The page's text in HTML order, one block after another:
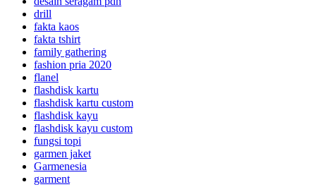
drill
fakta kaos
fakta tshirt
family gathering
fashion pria 2020
flanel
flashdisk kartu
flashdisk kartu custom
flashdisk kayu
flashdisk kayu custom
fungsi topi
garmen jaket
Garmenesia
garment